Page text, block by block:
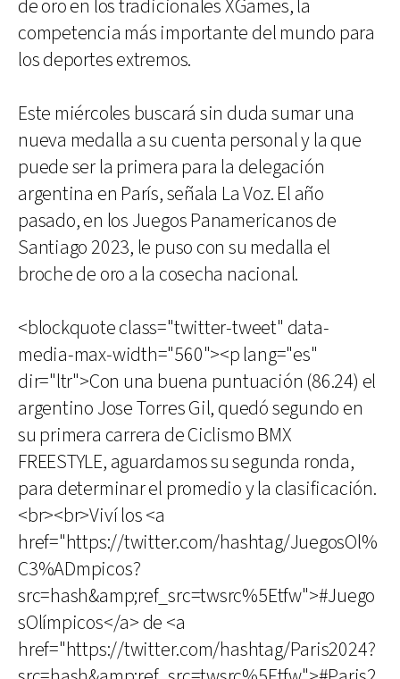
de oro en los tradicionales XGames, la
competencia más importante del mundo para
los deportes extremos.
Este miércoles buscará sin duda sumar una
nueva medalla a su cuenta personal y la que
puede ser la primera para la delegación
argentina en París, señala La Voz. El año
pasado, en los Juegos Panamericanos de
Santiago 2023, le puso con su medalla el
broche de oro a la cosecha nacional.
<blockquote class="twitter-tweet" data-
media-max-width="560"><p lang="es"
dir="ltr">Con una buena puntuación (86.24) el
argentino Jose Torres Gil, quedó segundo en
su primera carrera de Ciclismo BMX
FREESTYLE, aguardamos su segunda ronda,
para determinar el promedio y la clasificación.
<br><br>Viví los <a
href="https://twitter.com/hashtag/JuegosOl%
C3%ADmpicos?
src=hash&amp;ref_src=twsrc%5Etfw">#Juego
sOlímpicos</a> de <a
href="https://twitter.com/hashtag/Paris2024?